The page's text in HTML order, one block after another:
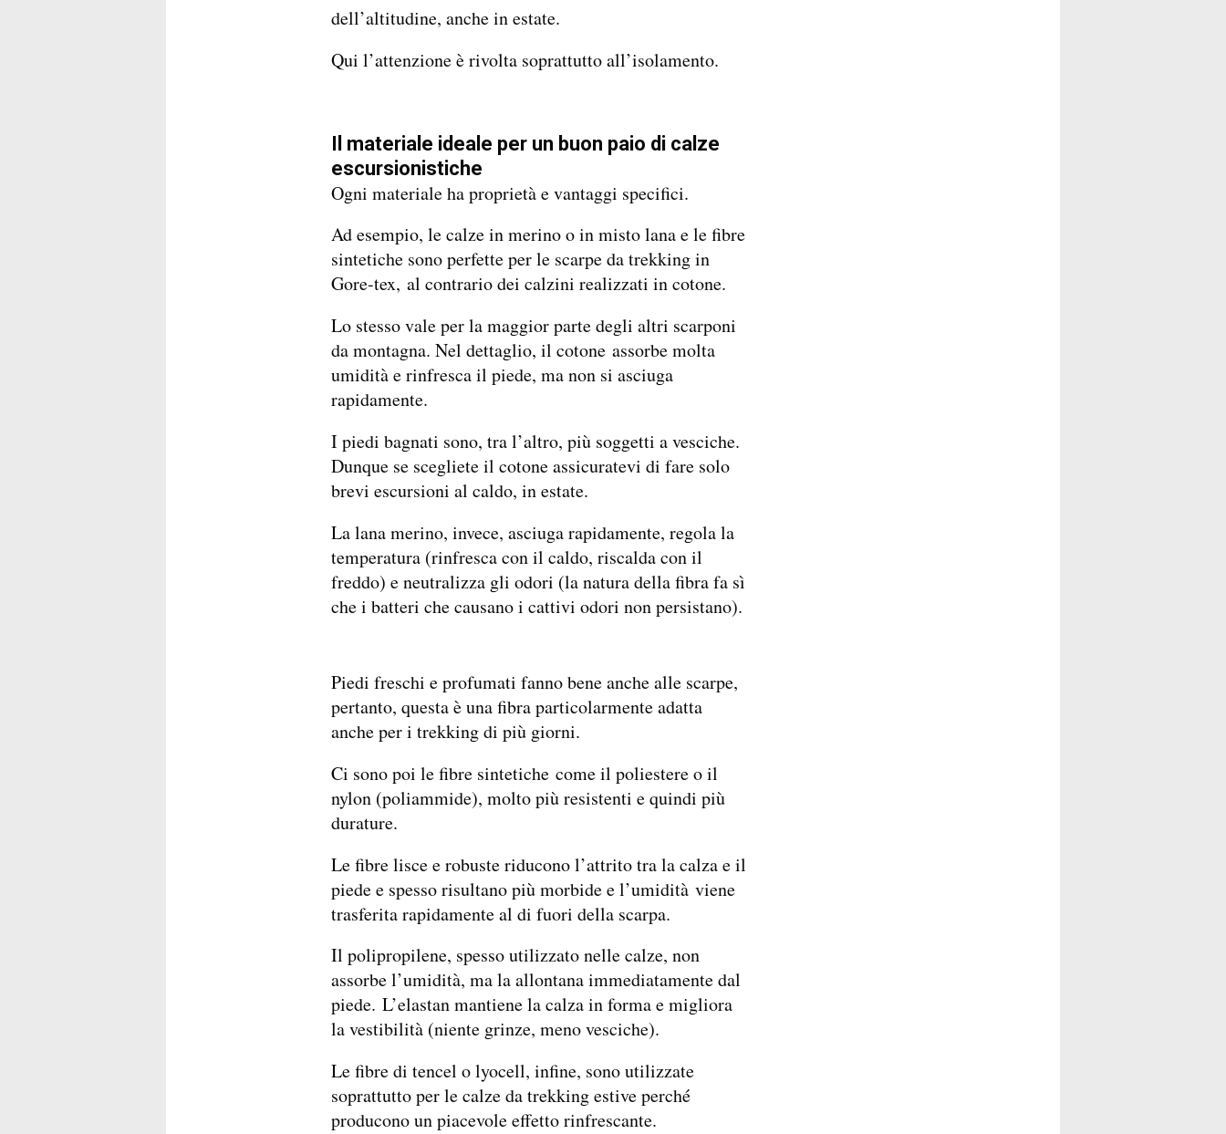
dell’altitudine, anche in estate.
Qui l’attenzione è rivolta soprattutto all’isolamento.
Il materiale ideale per un buon paio di calze
escursionistiche
Ogni materiale ha proprietà e vantaggi specifici.
Ad esempio, le calze in merino o in misto lana e le fibre
sintetiche sono perfette per le scarpe da trekking in
Gore-tex, al contrario dei calzini realizzati in cotone.
Lo stesso vale per la maggior parte degli altri scarponi
da montagna. Nel dettaglio, il cotone assorbe molta
umidità e rinfresca il piede, ma non si asciuga
rapidamente.
I piedi bagnati sono, tra l’altro, più soggetti a vesciche.
Dunque se scegliete il cotone assicuratevi di fare solo
brevi escursioni al caldo, in estate.
La lana merino, invece, asciuga rapidamente, regola la
temperatura (rinfresca con il caldo, riscalda con il
freddo) e neutralizza gli odori (la natura della fibra fa sì
che i batteri che causano i cattivi odori non persistano).
Piedi freschi e profumati fanno bene anche alle scarpe,
pertanto, questa è una fibra particolarmente adatta
anche per i trekking di più giorni.
Ci sono poi le fibre sintetiche come il poliestere o il
nylon (poliammide), molto più resistenti e quindi più
durature.
Le fibre lisce e robuste riducono l’attrito tra la calza e il
piede e spesso risultano più morbide e l’umidità viene
trasferita rapidamente al di fuori della scarpa.
Il polipropilene, spesso utilizzato nelle calze, non
assorbe l’umidità, ma la allontana immediatamente dal
piede. L’elastan mantiene la calza in forma e migliora
la vestibilità (niente grinze, meno vesciche).
Le fibre di tencel o lyocell, infine, sono utilizzate
soprattutto per le calze da trekking estive perché
producono un piacevole effetto rinfrescante.